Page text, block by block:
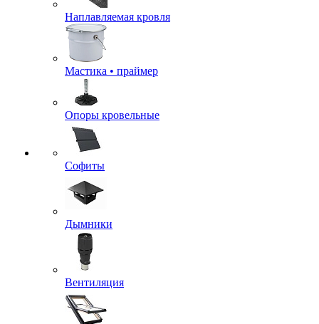
Наплавляемая кровля
Мастика • праймер
Опоры кровельные
Софиты
Дымники
Вентиляция